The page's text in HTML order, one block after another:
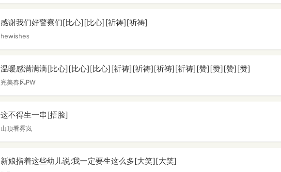
感谢我们好警察们[比心][比心][祈祷][祈祷]
hewishes
温暖感满满滴[比心][比心][比心][祈祷][祈祷][祈祷][祈祷][赞][赞][赞][赞]
完美春风PW
这不得生一串[捂脸]
山顶看雾岚
新娘指着这些幼儿说:我一定要生这么多[大笑][大笑]